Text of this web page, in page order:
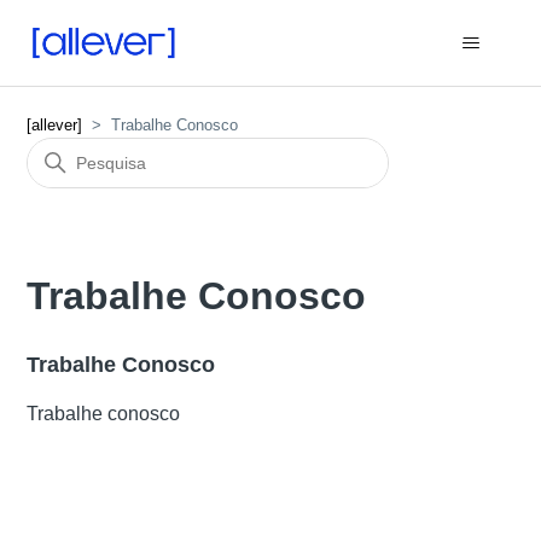
[allever] Trabalhe Conosco
Trabalhe Conosco
Trabalhe Conosco
Trabalhe conosco